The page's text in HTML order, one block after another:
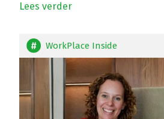
Lees verder
WorkPlace Inside